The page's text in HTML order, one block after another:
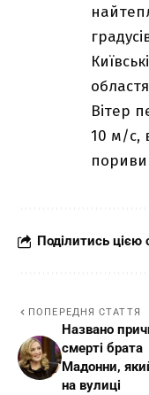
Вітер
10 м/с,
Поділитись цією
ПОПЕРЕДНЯ СТАТТЯ
Названо
смерті брата
Мадонни,
на вулиці